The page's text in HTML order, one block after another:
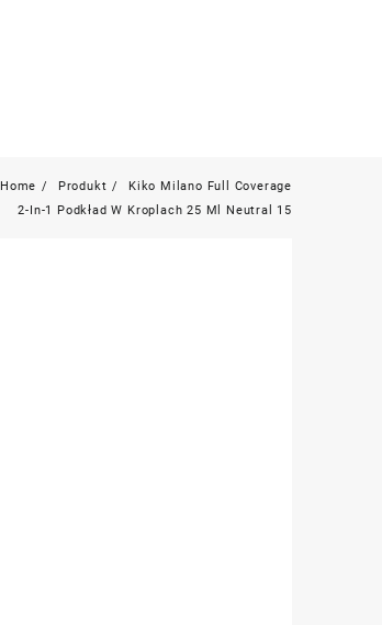
Home Produkt
Kiko Milano Full Coverage
2-In-1 Podkład W Kroplach 25 Ml Neutral 15